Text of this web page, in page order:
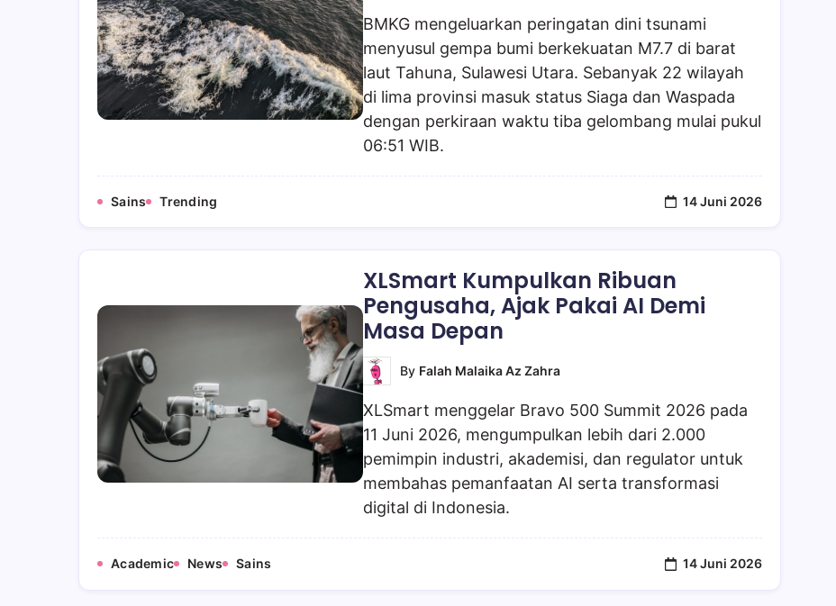
BMKG mengeluarkan peringatan dini tsunami
menyusul gempa bumi berkekuatan M7.7 di barat
laut Tahuna, Sulawesi Utara. Sebanyak 22 wilayah
di lima provinsi masuk status Siaga dan Waspada
dengan perkiraan waktu tiba gelombang mulai pukul
06:51 WIB.
Sains Trending 14 Juni 2026
XLSmart Kumpulkan Ribuan
Pengusaha, Ajak Pakai AI Demi
Masa Depan
By Falah Malaika Az Zahra
XLSmart menggelar Bravo 500 Summit 2026 pada
11 Juni 2026, mengumpulkan lebih dari 2.000
pemimpin industri, akademisi, dan regulator untuk
membahas pemanfaatan AI serta transformasi
digital di Indonesia.
Academic News Sains 14 Juni 2026